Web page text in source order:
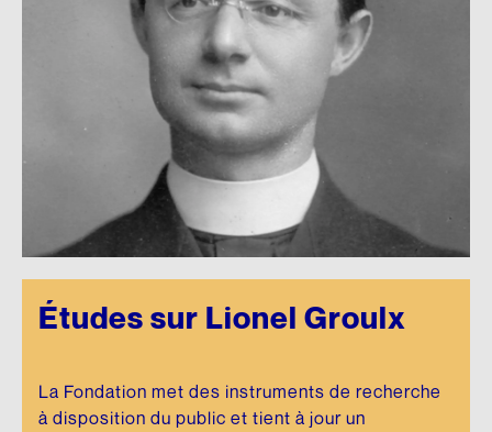
Études sur Lionel Groulx
La Fondation met des instruments de recherche
à disposition du public et tient à jour un